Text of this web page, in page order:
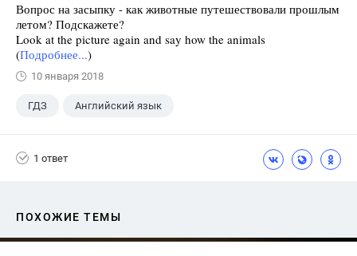
Вопрос на засыпку - как животные путешествовали прошлым
летом? Подскажете?
Look at the picture again and say how the animals
(Подробнее...)
10 января 2018
ГДЗ Английский язык
1 ответ
ПОХОЖИЕ ТЕМЫ